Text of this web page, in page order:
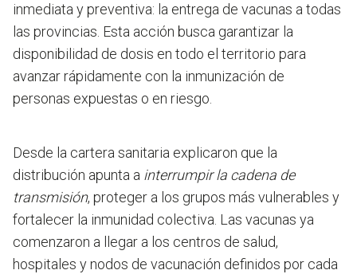
inmediata y preventiva: la entrega de vacunas a todas
las provincias. Esta acción busca garantizar la
disponibilidad de dosis en todo el territorio para
avanzar rápidamente con la inmunización de
personas expuestas o en riesgo.
Desde la cartera sanitaria explicaron que la
distribución apunta a interrumpir la cadena de
transmisión, proteger a los grupos más vulnerables y
fortalecer la inmunidad colectiva. Las vacunas ya
comenzaron a llegar a los centros de salud,
hospitales y nodos de vacunación definidos por cada